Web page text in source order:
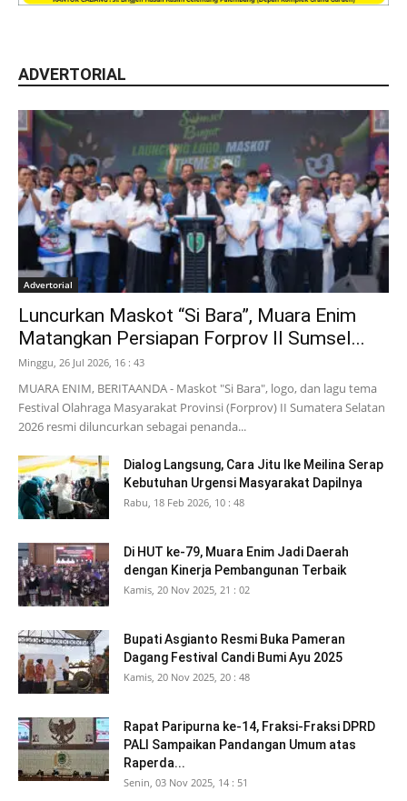
ADVERTORIAL
Advertorial
Luncurkan Maskot “Si Bara”, Muara Enim
Matangkan Persiapan Forprov II Sumsel...
Minggu, 26 Jul 2026, 16 : 43
MUARA ENIM, BERITAANDA - Maskot "Si Bara", logo, dan lagu tema
Festival Olahraga Masyarakat Provinsi (Forprov) II Sumatera Selatan
2026 resmi diluncurkan sebagai penanda...
Dialog Langsung, Cara Jitu Ike Meilina Serap
Kebutuhan Urgensi Masyarakat Dapilnya
Rabu, 18 Feb 2026, 10 : 48
Di HUT ke-79, Muara Enim Jadi Daerah
dengan Kinerja Pembangunan Terbaik
Kamis, 20 Nov 2025, 21 : 02
Bupati Asgianto Resmi Buka Pameran
Dagang Festival Candi Bumi Ayu 2025
Kamis, 20 Nov 2025, 20 : 48
Rapat Paripurna ke-14, Fraksi-Fraksi DPRD
PALI Sampaikan Pandangan Umum atas
Raperda...
Senin, 03 Nov 2025, 14 : 51